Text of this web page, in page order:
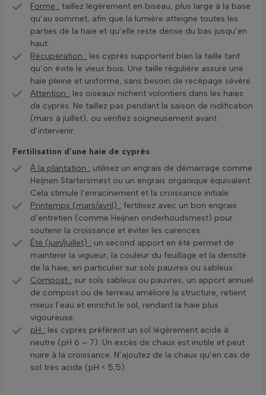
Forme : taillez légèrement en biseau, plus large à la base
qu’au sommet, afin que la lumière atteigne toutes les
parties de la haie et qu’elle reste dense du bas jusqu’en
haut.
Récupération : les cyprès supportent bien la taille tant
qu’on évite le vieux bois. Une taille régulière assure une
haie pleine et uniforme, sans besoin de recépage sévère.
Attention : les oiseaux nichent volontiers dans les haies
de cyprès. Ne taillez pas pendant la saison de nidification
(mars à juillet), ou vérifiez soigneusement avant
d’intervenir.
Fertilisation d’une haie de cyprès
À la plantation : utilisez un engrais de démarrage comme
Heijnen Startersmest ou un engrais organique équivalent.
Cela stimule l’enracinement et la croissance initiale.
Printemps (mars/avril) : fertilisez avec un bon engrais
d’entretien (comme Heijnen onderhoudsmest) pour
soutenir la croissance et éviter les carences.
Été (juin/juillet) : un second apport en été permet de
maintenir la vigueur, la couleur du feuillage et la densité
de la haie, en particulier sur sols pauvres ou sableux.
Compost : sur sols sableux ou pauvres, un apport annuel
de compost ou de terreau améliore la structure, retient
mieux l’eau et enrichit le sol, rendant la haie plus
vigoureuse.
pH : les cyprès préfèrent un sol légèrement acide à
neutre (pH 6 – 7). Un excès de chaux est inutile et peut
nuire à la croissance. N’ajoutez de la chaux qu’en cas de
sol très acide (pH < 5,5).